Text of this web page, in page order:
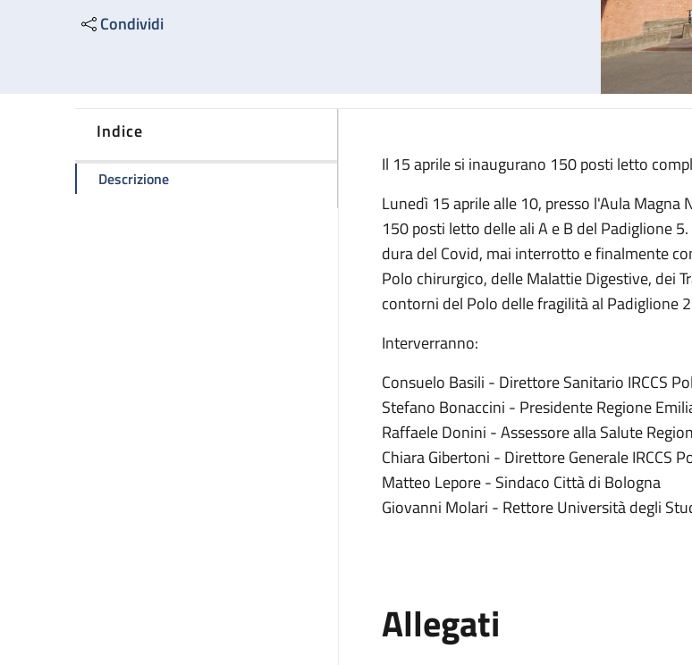
Condividi
Indice
Descrizionedella pagina Polo chirurgico, delle Malattie Digestive, dei Trapianti e delle Emergenze
Il 15 aprile si inaugurano 150 posti letto
Lunedì 15 aprile alle 10, presso l'Aula
150 posti letto delle ali A e B del Padiglione
dura del Covid, mai interrotto e finalmente
Polo chirurgico, delle Malattie Digestive, dei
contorni del Polo delle fragilità al Padiglione
Interverranno:
Consuelo Basili - Direttore Sanitario IRCCS
Stefano Bonaccini - Presidente Regione
Raffaele Donini - Assessore alla Salute
Chiara Gibertoni - Direttore Generale IRCCS
Matteo Lepore - Sindaco Città di Bologna
Giovanni Molari - Rettore Università degli
Allegati